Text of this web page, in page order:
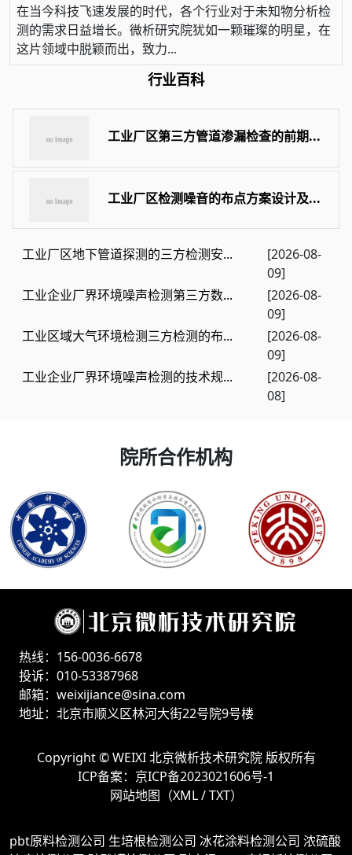
在当今科技飞速发展的时代，各个行业对于未知物分析检
测的需求日益增长。微析研究院犹如一颗璀璨的明星，在
这片领域中脱颖而出，致力...
行业百科
工业厂区第三方管道渗漏检查的前期...
工业厂区检测噪音的布点方案设计及...
工业厂区地下管道探测的三方检测安...
[2026-08-
09]
工业企业厂界环境噪声检测第三方数...
[2026-08-
09]
工业区域大气环境检测三方检测的布...
[2026-08-
09]
工业企业厂界环境噪声检测的技术规...
[2026-08-
08]
院所合作机构
热线：156-0036-6678
投诉：010-53387968
邮箱：weixijiance@sina.com
地址：北京市顺义区林河大街22号院9号楼
Copyright ©WEIXI 北京微析技术研究院版权所有
ICP备案： 京ICP备2023021606号-1
网站地图（XML/TXT）
pbt原料检测公司 生培根检测公司 冰花涂料检测公司 浓硫酸